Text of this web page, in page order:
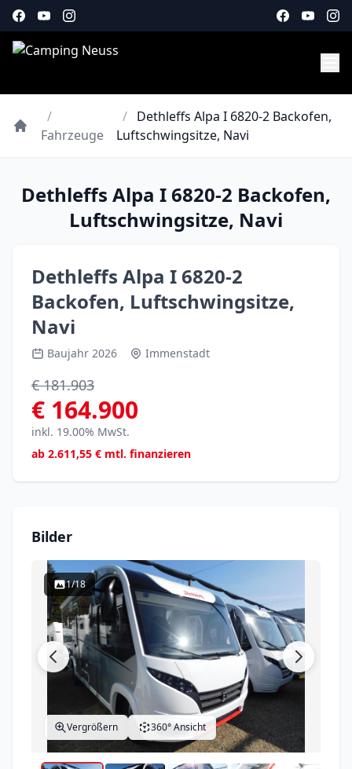
/
Fahrzeuge
/ Dethleffs Alpa I 6820-2 Backofen,
Luftschwingsitze, Navi
Dethleffs Alpa I 6820-2 Backofen,
Luftschwingsitze, Navi
Dethleffs Alpa I 6820-2
Backofen, Luftschwingsitze,
Navi
Baujahr 2026 Immenstadt
€ 181.903
€ 164.900
inkl. 19.00% MwSt.
ab 2.611,55 € mtl. finanzieren
Bilder
1/18
Vergrößern 360° Ansicht